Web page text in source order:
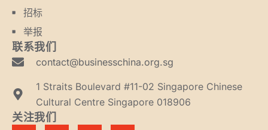
招标
举报
联系我们
contact@businesschina.org.sg
1 Straits Boulevard #11-02 Singapore Chinese
Cultural Centre Singapore 018906
关注我们